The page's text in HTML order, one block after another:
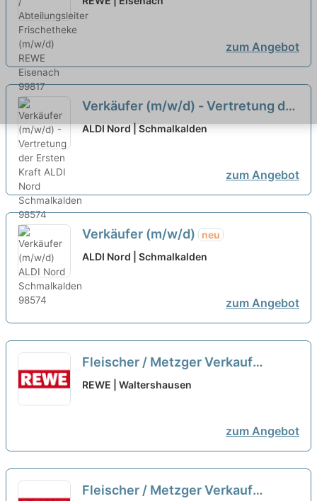
zum Angebot
Verkäufer (m/w/d) - Vertretung der
Ersten Kraft neu
ALDI Nord | Schmalkalden
zum Angebot
Verkäufer (m/w/d)
neu
ALDI Nord | Schmalkalden
zum Angebot
Fleischer / Metzger Verkauf
Frischetheke (m/w/d)
REWE | Waltershausen
zum Angebot
Fleischer / Metzger Verkauf